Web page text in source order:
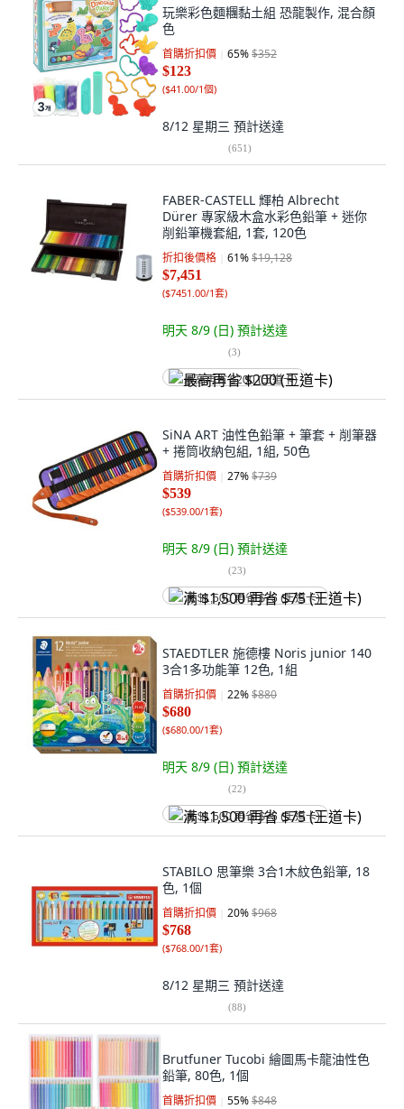
玩樂彩色麵糰黏土組 恐龍製作, 混合顏
色
首購折扣價 65%$352
$123
($41.00/1個)
8/12 星期三 預計送達
(651)
FABER-CASTELL 輝柏 Albrecht
Dürer 專家級木盒水彩色鉛筆 + 迷你
削鉛筆機套組, 1套, 120色
折扣後價格 61%$19,128
$7,451
($7451.00/1套)
明天 8/9 (日) 預計送達
(3)
最高再省 $200 (王道卡)
SiNA ART 油性色鉛筆 + 筆套 + 削筆器
+ 捲筒收納包組, 1組, 50色
首購折扣價 27%$739
$539
($539.00/1套)
明天 8/9 (日) 預計送達
(23)
满 $1,500 再省 $75 (王道卡)
STAEDTLER 施德樓 Noris junior 140
3合1多功能筆 12色, 1組
首購折扣價 22%$880
$680
($680.00/1套)
明天 8/9 (日) 預計送達
(22)
满 $1,500 再省 $75 (王道卡)
STABILO 思筆樂 3合1木紋色鉛筆, 18
色, 1個
首購折扣價 20%$968
$768
($768.00/1套)
8/12 星期三 預計送達
(88)
Brutfuner Tucobi 繪圖馬卡龍油性色
鉛筆, 80色, 1個
首購折扣價 55%$848